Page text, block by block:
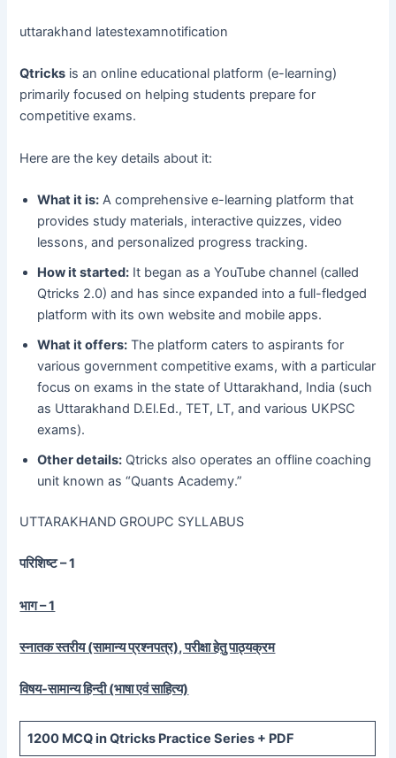
uttarakhand latestexamnotification
Qtricks is an online educational platform (e-learning)
primarily focused on helping students prepare for
competitive exams.
Here are the key details about it:
What it is: A comprehensive e-learning platform that
provides study materials, interactive quizzes, video
lessons, and personalized progress tracking.
How it started: It began as a YouTube channel (called
Qtricks 2.0) and has since expanded into a full-fledged
platform with its own website and mobile apps.
What it offers: The platform caters to aspirants for
various government competitive exams, with a particular
focus on exams in the state of Uttarakhand, India (such
as Uttarakhand D.El.Ed., TET, LT, and various UKPSC
exams).
Other details: Qtricks also operates an offline coaching
unit known as “Quants Academy.”
UTTARAKHAND GROUPC SYLLABUS
परिशिष्ट – 1
भाग – 1
स्नातक स्तरीय (सामान्य प्रश्नपत्र), परीक्षा हेतु पाठ्यक्रम
विषय-सामान्य हिन्दी (भाषा एवं साहित्य)
1200 MCQ in Qtricks Practice Series + PDF